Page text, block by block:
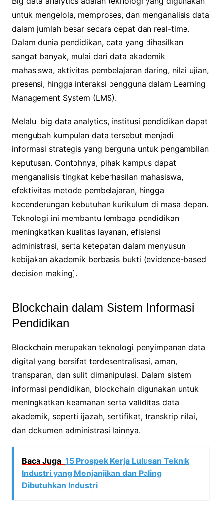
untuk mengelola, memproses, dan menganalisis data
dalam jumlah besar secara cepat dan real-time.
Dalam dunia pendidikan, data yang dihasilkan
sangat banyak, mulai dari data akademik
mahasiswa, aktivitas pembelajaran daring, nilai ujian,
presensi, hingga interaksi pengguna dalam Learning
Management System (LMS).
Melalui big data analytics, institusi pendidikan dapat
mengubah kumpulan data tersebut menjadi
informasi strategis yang berguna untuk pengambilan
keputusan. Contohnya, pihak kampus dapat
menganalisis tingkat keberhasilan mahasiswa,
efektivitas metode pembelajaran, hingga
kecenderungan kebutuhan kurikulum di masa depan.
Teknologi ini membantu lembaga pendidikan
meningkatkan kualitas layanan, efisiensi
administrasi, serta ketepatan dalam menyusun
kebijakan akademik berbasis bukti (evidence-based
decision making).
Blockchain dalam Sistem Informasi
Pendidikan
Blockchain merupakan teknologi penyimpanan data
digital yang bersifat terdesentralisasi, aman,
transparan, dan sulit dimanipulasi. Dalam sistem
informasi pendidikan, blockchain digunakan untuk
meningkatkan keamanan serta validitas data
akademik, seperti ijazah, sertifikat, transkrip nilai,
dan dokumen administrasi lainnya.
Baca Juga 15 Prospek Kerja Lulusan Teknik
Industri yang Menjanjikan dan Paling
Dibutuhkan Industri